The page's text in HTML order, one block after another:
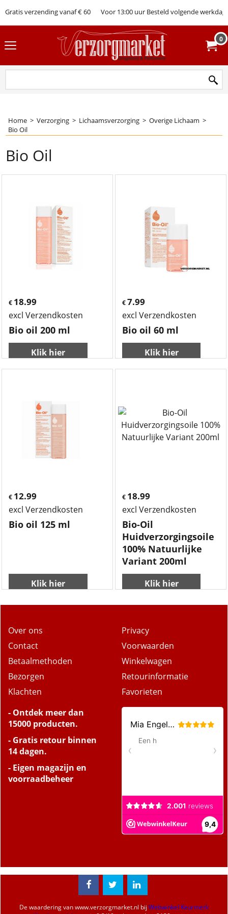
Gratis verzending vanaf € 60 Voor 13:00 uur Besteld volgende werkdag
0
Home > Verzorging > Lichaamsverzorging > Overige Lichaam >
Bio Oil
Bio Oil
€ 18.99
excl Verzendkosten
Bio oil 200 ml
Klik hier
€7.99
excl Verzendkosten
Bio oil 60 ml
Klik hier
€ 12.99
excl Verzendkosten
Bio oil 125 ml
Klik hier
€ 18.99
excl Verzendkosten
Bio-Oil
Huidverzorgingsoile
100% Natuurlijke
Variant 200ml
Klik hier
Over ons
Contact
Betaalmethoden
Bezorgen
Klachten
Privacy
Voorwaarden
Winkelwagen
Retourinformatie
Favorieten
- Ontdek meer dan
15000 producten.
- Gratis retour binnen
14 dagen.
- Eigen magazijn en
voorraadbeheer
De waardering vanwww.verzorgmarket.nl bij Webwinkel Keurmerk